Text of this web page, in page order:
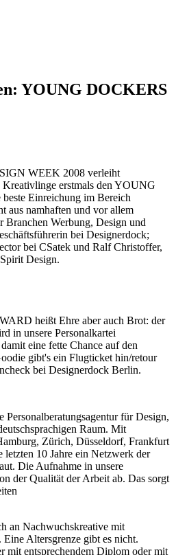
YOUNG DOCKERS
WEEK 2008 verleiht
erstmals den YOUNG
Einreichung im Bereich
aus namhaften und vor allem
Branchen Werbung, Design und
bei Designerdock;
bei CSatek und Ralf Christoffer,
Design.
heißt Ehre aber auch Brot: der
in unsere Personalkartei
eine fette Chance auf den
gibt's ein Flugticket hin/retour
bei Designerdock Berlin.
Personalberatungsagentur für Design,
Raum. Mit
Zürich, Düsseldorf, Frankfurt
10 Jahre ein Netzwerk der
Die Aufnahme in unsere
der Qualität der Arbeit ab. Das sorgt
an Nachwuchskreative mit
Altersgrenze gibt es nicht.
mit entsprechendem Diplom oder mit